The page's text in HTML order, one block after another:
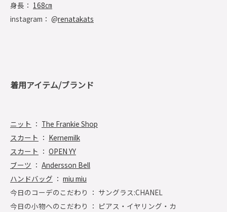
身長： 168㎝
instagram： @renatakats
着用アイテム/ブランド
ニット ： The Frankie Shop
スカート ： Kernemilk
スカート ： OPEN YY
ブーツ ： Andersson Bell
ハンドバッグ ： miu miu
今日のコーデのこだわり ： サングラス:CHANEL
今日の小物へのこだわり ： ピアス・イヤリング・カ